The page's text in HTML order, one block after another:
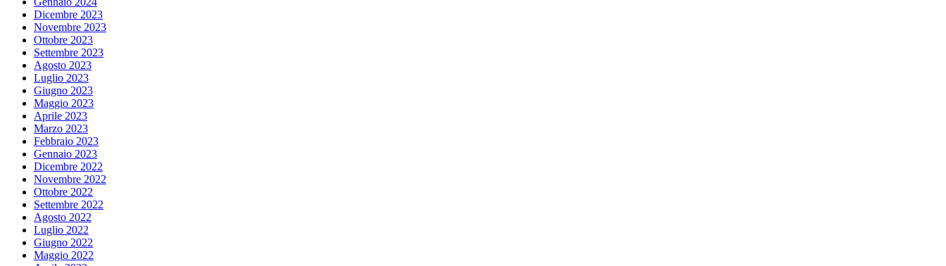
Dicembre 2023
Novembre 2023
Ottobre 2023
Settembre 2023
Agosto 2023
Luglio 2023
Giugno 2023
Maggio 2023
Aprile 2023
Marzo 2023
Febbraio 2023
Gennaio 2023
Dicembre 2022
Novembre 2022
Ottobre 2022
Settembre 2022
Agosto 2022
Luglio 2022
Giugno 2022
Maggio 2022